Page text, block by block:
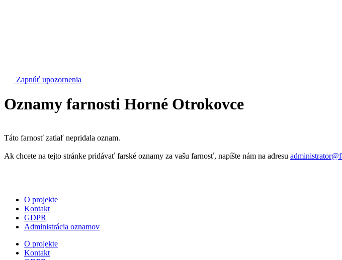
Zapnúť upozornenia
Oznamy farnosti Horné Otrokovce
Táto farnosť zatiaľ nepridala oznam.
Ak chcete na tejto stránke pridávať farské oznamy za vašu farnosť, napíšte nám na adresu
O projekte
Kontakt
GDPR
Administrácia oznamov
O projekte
Kontakt